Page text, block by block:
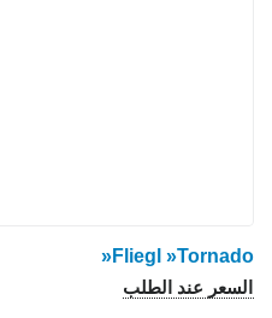
Fliegl
عند الطلب